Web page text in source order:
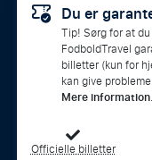
Du er
Tip! Sørg for at
FodboldTravel
billetter (kun for
kan give
Mere information.
Officielle billetter